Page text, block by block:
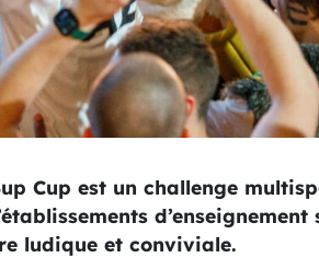
Cup est un challenge
ludique et conviviale.